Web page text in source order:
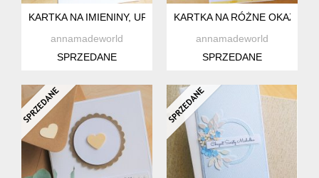
KARTKA NA IMIENINY, URODZINY I INNE OKAZJE
annamadeworld
SPRZEDANE
KARTKA NA RÓŻNE OKAZJE
annamadeworld
SPRZEDANE